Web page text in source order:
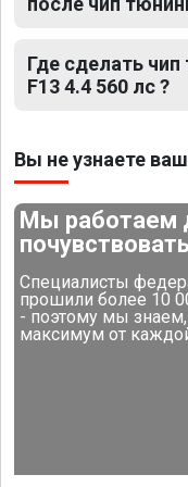
Где сделать чип
F13 4.4 560 лс ?
Вы не узнаете
Мы работаем
Специалисты
прошили более 10
- поэтому мы
максимум от